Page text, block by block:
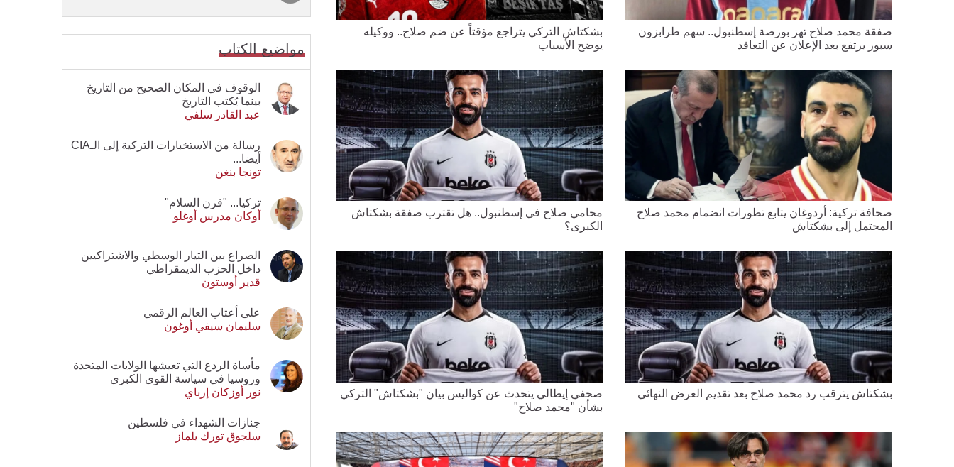
صفقة محمد صلاح تهز بورصة إسطنبول.. سهم طرابزون
سبور يرتفع بعد الإعلان عن التعاقد
بشكتاش التركي يتراجع مؤقتاً عن ضم صلاح.. ووكيله
يوضح الأسباب
صحافة تركية: أردوغان يتابع تطورات انضمام محمد صلاح
المحتمل إلى بشكتاش
محامي صلاح في إسطنبول.. هل تقترب صفقة بشكتاش
الكبرى؟
بشكتاش يترقب رد محمد صلاح بعد تقديم العرض النهائي
صحفي إيطالي يتحدث عن كواليس بيان "بشكتاش" التركي
بشأن "محمد صلاح"
مواضيع الكتاب
الوقوف في المكان الصحيح من التاريخ
بينما يُكتب التاريخ
عبد القادر سلفي
رسالة من الاستخبارات التركية إلى الـCIA
أيضا...
تونجا بنغن
تركيا... "قرن السلام"
أوكان مدرس أوغلو
الصراع بين التيار الوسطي والاشتراكيين
داخل الحزب الديمقراطي
قدير أوستون
على أعتاب العالم الرقمي
سليمان سيفي أوغون
مأساة الردع التي تعيشها الولايات المتحدة
وروسيا في سياسة القوى الكبرى
نور أوزكان إرباي
جنازات الشهداء في فلسطين
سلجوق تورك يلماز